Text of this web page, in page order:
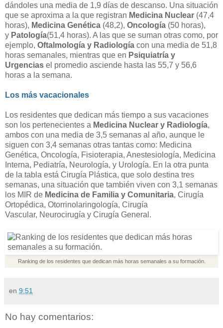
dándoles una media de 1,9 días de descanso. Una situación
que se aproxima a la que registran Medicina Nuclear (47,4
horas), Medicina Genética (48,2), Oncología (50 horas),
y Patología(51,4 horas). A las que se suman otras como, por
ejemplo, Oftalmología y Radiología con una media de 51,8
horas semanales, mientras que en Psiquiatría y
Urgencias el promedio asciende hasta las 55,7 y 56,6
horas a la semana.
Los más vacacionales
Los residentes que dedican más tiempo a sus vacaciones
son los pertenecientes a Medicina Nuclear y Radiología,
ambos con una media de 3,5 semanas al año, aunque le
siguen con 3,4 semanas otras tantas como: Medicina
Genética, Oncología, Fisioterapia, Anestesiología, Medicina
Interna, Pediatría, Neurología, y Urología. En la otra punta
de la tabla está Cirugía Plástica, que solo destina tres
semanas, una situación que también viven con 3,1 semanas
los MIR de Medicina de Familia y Comunitaria, Cirugía
Ortopédica, Otorrinolaringología, Cirugía
Vascular, Neurocirugía y Cirugía General.
Ranking de los residentes que dedican más horas semanales a su formación.
en 9:51
No hay comentarios: